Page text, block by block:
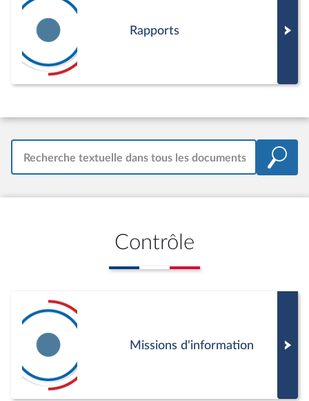
Rapports
Recherche textuelle dans tous les documents
Contrôle
Missions d'information